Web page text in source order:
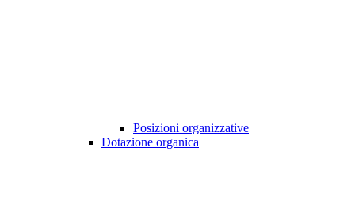
Posizioni organizzative
Dotazione organica